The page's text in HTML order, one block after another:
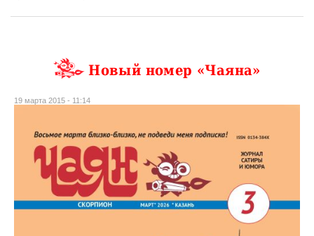
Новый номер «Чаяна»
19 марта 2015 - 11:14